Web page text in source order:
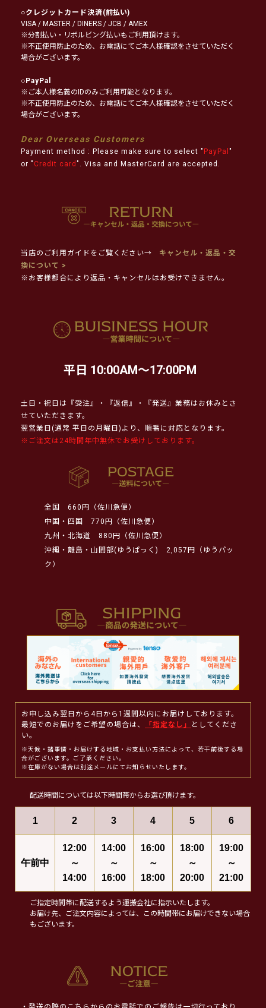
○クレジットカード決済(前払い)
VISA / MASTER / DINERS / JCB / AMEX
※分割払い・リボルビング払いもご利用頂けます。
※不正使用防止のため、お電話にてご本人様確認をさせていただく
場合がございます。
○PayPal
※ご本人様名義のIDのみご利用可能となります。
※不正使用防止のため、お電話にてご本人様確認をさせていただく
場合がございます。
Dear Overseas Customers
Payment method : Please make sure to select " PayPal "
or " Credit card ". Visa and MasterCard are accepted.
当店のご利用ガイドをご覧ください→
キャンセル・返品・交
換について >
※お客様都合により返品・キャンセルはお受けできません。
平日 10:00AM～17:00PM
土日・祝日は『受注』・『返信』・『発送』業務はお休みとさ
せていただきます。
翌営業日(通常 平日の月曜日)より、順番に対応となります。
※ご注文は24時間年中無休でお受けしております。
全国
660円（佐川急便）
中国・四国
770円（佐川急便）
九州・北海道
880円（佐川急便）
沖縄・離島・山間部(ゆうぱっく)
2,057円（ゆうパッ
ク）
お申し込み翌日から4日から1週間以内にお届けしております。
最短でのお届けをご希望の場合は、
「指定なし」
としてくださ
い。
※天候・諸事情・お届けする地域・お支払い方法によって、若干前後する場
合がございます。ご了承ください。
※在庫がない場合は別途メールにてお知らせいたします。
配送時間については以下時間帯からお選び頂けます。
1 2 3 4 5 6
午前中
12:00
～
14:00
14:00
～
16:00
16:00
～
18:00
18:00
～
20:00
19:00
～
21:00
ご指定時間帯に配送するよう運搬会社に指示いたします。
お届け先、ご注文内容によっては、この時間帯にお届けできない場合
もございます。